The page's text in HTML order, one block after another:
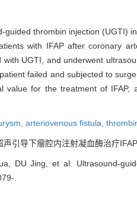
guided thrombin injection (UGTI)
with IFAP after coronary
UGTI, and underwent
failed and subjected to
value for the treatment of
arteriovenous fistula,
引导下瘤腔内注射凝血酶治疗
DU Jing, et al. Ultrasound-
.